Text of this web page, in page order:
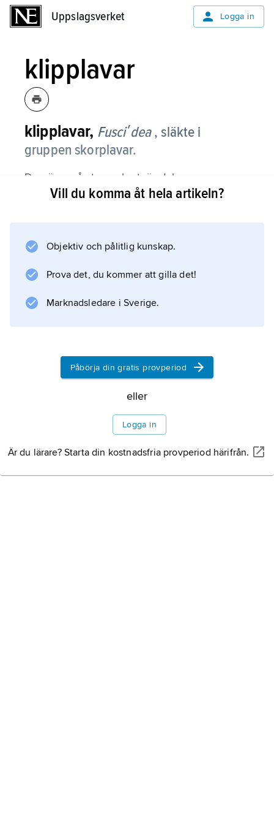
Uppslagsverket Logga in
klipplavar
klipplavar, Fusciʹdea , släkte i
gruppen skorplavar.
De växer på sten och utgör delar av
klippornas grå ytor. Fruktkropparna är bruna
Vill du komma åt hela artikeln?
Objektiv och pålitlig kunskap.
Prova det, du kommer att gilla det!
Marknadsledare i Sverige.
Påbörja din gratis provperiod
eller
Logga in
Är du lärare? Starta din kostnadsfria provperiod härifrån.